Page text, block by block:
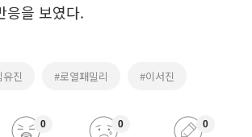
응을 보였다.
진 #로열패밀리 #이서진
0 0 0